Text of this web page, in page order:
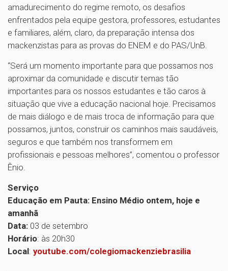
amadurecimento do regime remoto, os desafios
enfrentados pela equipe gestora, professores, estudantes
e familiares, além, claro, da preparação intensa dos
mackenzistas para as provas do ENEM e do PAS/UnB.
“Será um momento importante para que possamos nos
aproximar da comunidade e discutir temas tão
importantes para os nossos estudantes e tão caros à
situação que vive a educação nacional hoje. Precisamos
de mais diálogo e de mais troca de informação para que
possamos, juntos, construir os caminhos mais saudáveis,
seguros e que também nos transformem em
profissionais e pessoas melhores”, comentou o professor
Ênio.
Serviço
Educação em Pauta: Ensino Médio ontem, hoje e
amanhã
Data: 03 de setembro
Horário: às 20h30
Local: youtube.com/colegiomackenziebrasilia
1